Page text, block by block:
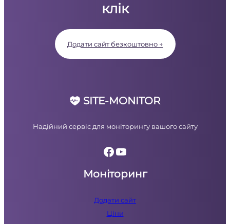
клік
Додати сайт безкоштовно →
SITE-MONITOR
Надійний сервіс для моніторингу вашого сайту
Facebook YouTube
Моніторинг
Додати сайт
Ціни